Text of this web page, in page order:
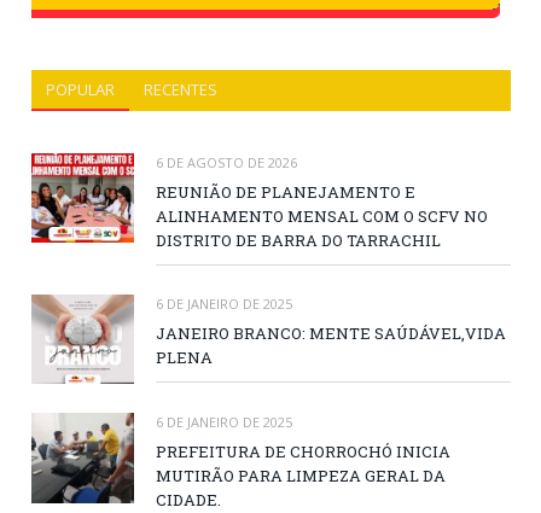
POPULAR RECENTES
6 DE AGOSTO DE 2026
REUNIÃO DE PLANEJAMENTO E
ALINHAMENTO MENSAL COM O SCFV NO
DISTRITO DE BARRA DO TARRACHIL
6 DE JANEIRO DE 2025
JANEIRO BRANCO: MENTE SAÚDÁVEL,VIDA
PLENA
6 DE JANEIRO DE 2025
PREFEITURA DE CHORROCHÓ INICIA
MUTIRÃO PARA LIMPEZA GERAL DA
CIDADE.